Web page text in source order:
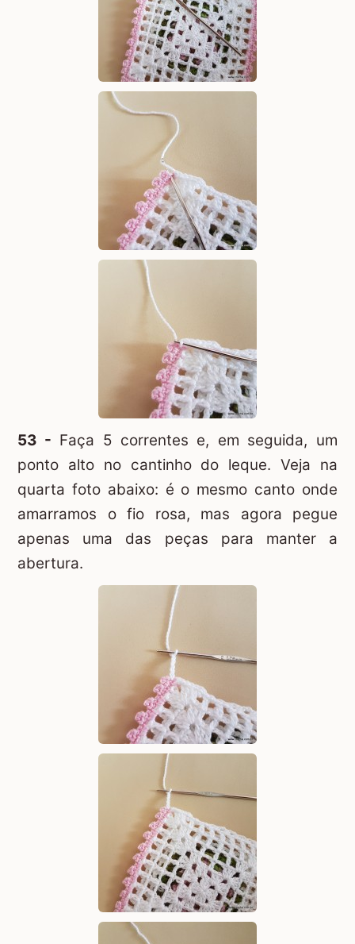
53 - Faça 5 correntes e, em seguida, um
ponto alto no cantinho do leque. Veja na
quarta foto abaixo: é o mesmo canto onde
amarramos o fio rosa, mas agora pegue
apenas uma das peças para manter a
abertura.